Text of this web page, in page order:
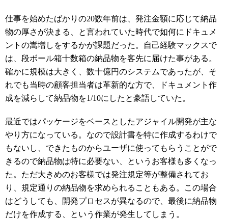
仕事を始めたばかりの20数年前は、発注金額に応じて納品
物の厚さが決まる、と言われていた時代で如何にドキュメ
ントの嵩増しをするかが課題だった。自己経験マックスで
は、段ボール箱十数箱の納品物を客先に届けた事がある。
確かに規模は大きく、数十億円のシステムであったが、そ
れでも当時の顧客担当者は革新的な方で、ドキュメント作
成を減らして納品物を1/10にしたと豪語していた。
最近ではパッケージをベースとしたアジャイル開発が主な
やり方になっている。なので設計書を特に作成するわけで
もないし、できたものからユーザに使ってもらうことがで
きるので納品物は特に必要ない、というお客様も多くなっ
た。ただ大きめのお客様では発注規定等が整備されてお
り、規定通りの納品物を求められることもある。この場合
はどうしても、開発プロセスが異なるので、最後に納品物
だけを作成する、という作業が発生してしまう。